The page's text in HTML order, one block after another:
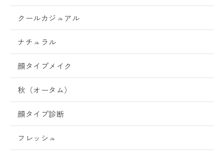
クールカジュアル
ナチュラル
顔タイプメイク
秋（オータム）
顔タイプ診断
フレッシュ